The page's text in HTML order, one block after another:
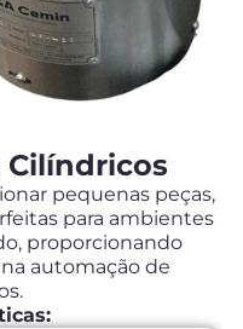
pequenas peças,
para ambientes
proporcionando
automação de